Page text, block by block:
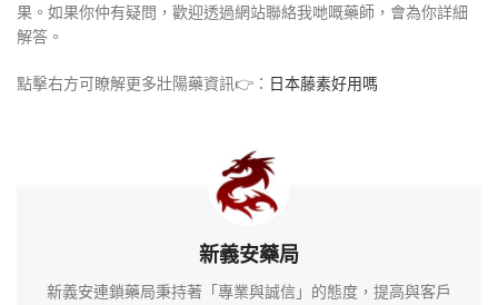
果。如果你仲有疑問，歡迎透過網站聯絡我哋嘅藥師，會為你詳細
解答。
點擊右方可瞭解更多壯陽藥資訊👉： 日本藤素好用嗎
新義安藥局
新義安連鎖藥局秉持著「專業與誠信」的態度，提高與客戶